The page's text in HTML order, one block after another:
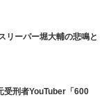
リーパー堀大輔の悲鳴と
刑者YouTuber「600